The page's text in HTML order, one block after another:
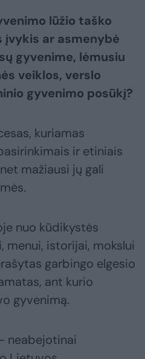
lūžio taško
įvykis ar asmenybė
gyvenime, lėmusiu
veiklos, verslo
gyvenimo posūkį?
kuriamas
ir etiniais
mažiausi jų gali
nuo kūdikystės
menui, istorijai, mokslui
garbingo elgesio
ant kurio
gyvenimą.
neabejotinai